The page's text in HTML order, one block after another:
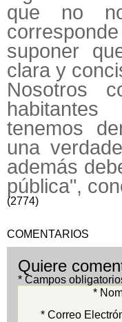
que no
suponer
clara y
Nosotros
habitantes
tenemos
una
además
pública",
(2774)
COMENTARIOS
Quiere
* Campos
*
* Correo